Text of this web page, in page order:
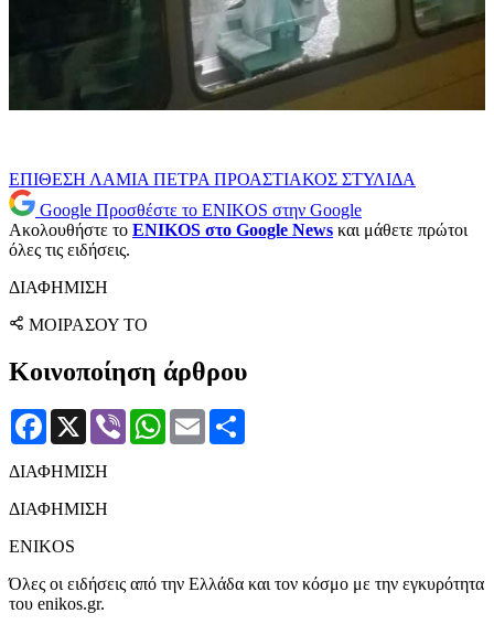
ΕΠΙΘΕΣΗ ΛΑΜΙΑ ΠΕΤΡΑ ΠΡΟΑΣΤΙΑΚΟΣ ΣΤΥΛΙΔΑ
Google Προσθέστε το ENIKOS στην Google
Ακολουθήστε το ENIKOS στο Google News και μάθετε πρώτοι
όλες τις ειδήσεις.
ΔΙΑΦΗΜΙΣΗ
ΜΟΙΡΑΣΟΥ ΤΟ
Κοινοποίηση άρθρου
Facebook
X Viber WhatsApp
Email
ΔΙΑΦΗΜΙΣΗ
ΔΙΑΦΗΜΙΣΗ
ENIKOS
Όλες οι ειδήσεις από την Ελλάδα και τον κόσμο με την εγκυρότητα
του enikos.gr.